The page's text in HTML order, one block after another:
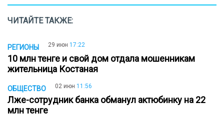
ЧИТАЙТЕ ТАКЖЕ:
РЕГИОНЫ 29 июн 17:22
10 млн тенге и свой дом отдала мошенникам
жительница Костаная
ОБЩЕСТВО 02 июн 11:56
Лже-сотрудник банка обманул актюбинку на 22
млн тенге